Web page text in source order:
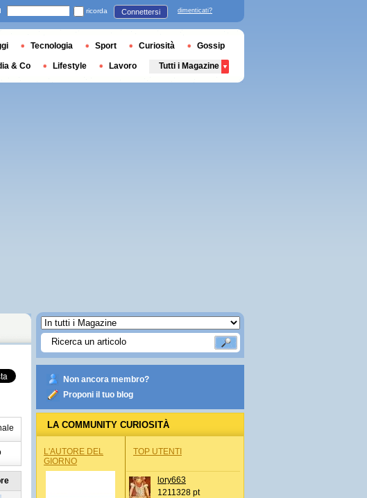
Non ancora membro?
Proponi il tuo blog
LA COMMUNITY CURIOSITÀ
L'AUTORE DEL
GIORNO
TOP UTENTI
lory663
1211328 pt
ricorda Connettersi dimenticati?
Tecnologia Sport Curiosità Gossip
& Co Lifestyle Lavoro Tutti i Magazine